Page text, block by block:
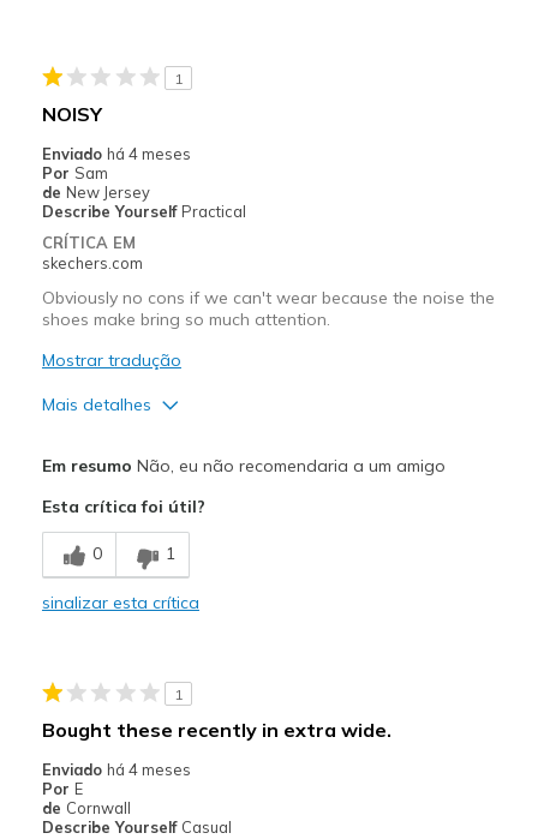
Going Out
Width
Sizing
View On Shoes
Shoes are for Wearing
1
NOISY
Enviado há 4 meses
Por Sam
de New Jersey
Describe Yourself Practical
CRÍTICA EM
skechers.com
Obviously no cons if we can't wear because the noise the
shoes make bring so much attention.
Mostrar tradução
Mais detalhes
Contras
Embarrasing to wear.
Noisy on any solid floor. Cannot use, NOISY
Sizing
Feels true to size
View On Shoes
I'm Really Into Shoes
Em resumo Não, eu não recomendaria a um amigo
Esta crítica foi útil?
0 1
sinalizar esta crítica
1
Bought these recently in extra wide.
Enviado há 4 meses
Por E
de Cornwall
Describe Yourself Casual